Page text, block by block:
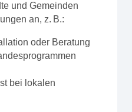
und Gemeinden
an, z. B.:
oder Beratung
bei lokalen